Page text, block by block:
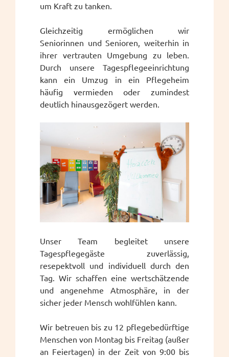
um Kraft zu tanken.
Gleichzeitig ermöglichen wir
Seniorinnen und Senioren, weiterhin in
ihrer vertrauten Umgebung zu leben.
Durch unsere Tagespflegeeinrichtung
kann ein Umzug in ein Pflegeheim
häufig vermieden oder zumindest
deutlich hinausgezögert werden.
Unser Team begleitet unsere
Tagespflegegäste zuverlässig,
resepektvoll und individuell durch den
Tag. Wir schaffen eine wertschätzende
und angenehme Atmosphäre, in der
sicher jeder Mensch wohlfühlen kann.
Wir betreuen bis zu 12 pflegebedürftige
Menschen von Montag bis Freitag (außer
an Feiertagen) in der Zeit von 9:00 bis